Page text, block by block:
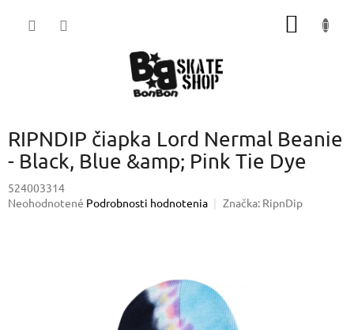
RIPNDIP čiapka Lord Nermal Beanie
- Black, Blue &amp; Pink Tie Dye
524003314
Priemerné
Neohodnotené Podrobnosti hodnotenia Značka: RipnDip